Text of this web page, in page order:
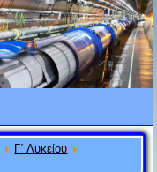
Γ΄ Λυκείου